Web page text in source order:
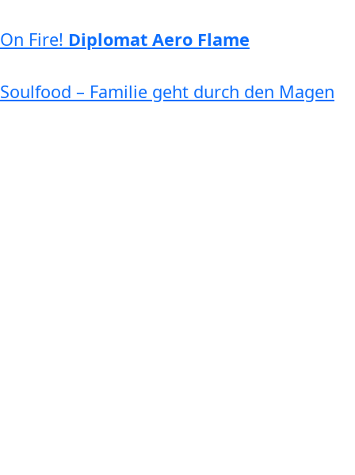
On Fire! Diplomat Aero Flame
Soulfood – Familie geht durch den Magen